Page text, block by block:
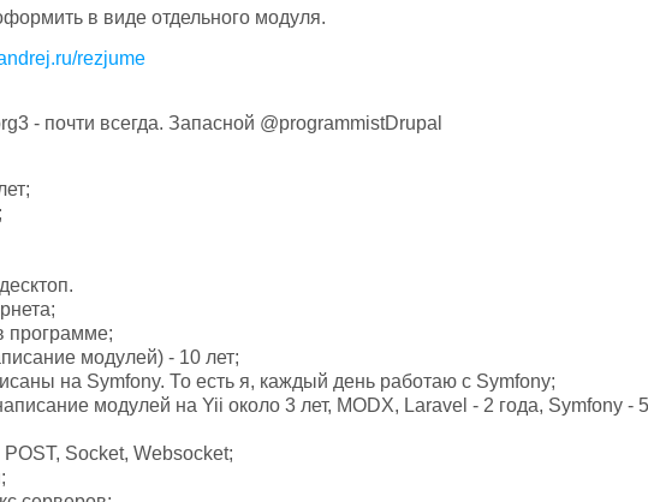
в виде отдельного модуля.
rezjume
- почти всегда. Запасной @programmistDrupal
программе;
модулей) - 10 лет;
на Symfony. То есть я, каждый день работаю с Symfony;
модулей на Yii около 3 лет, MODX, Laravel - 2 года, Symfony -
Socket, Websocket;